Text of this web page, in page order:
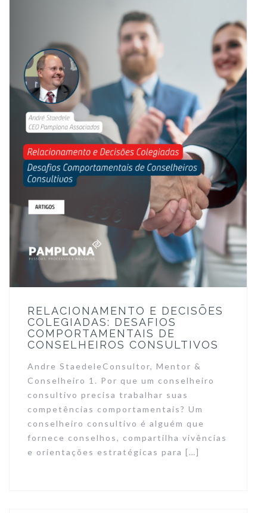
RELACIONAMENTO E DECISÕES
COLEGIADAS: DESAFIOS
COMPORTAMENTAIS DE
CONSELHEIROS CONSULTIVOS
Andre StaedeleConsultor, Mentor &
Conselheiro 1. Por que um conselheiro
consultivo precisa trabalhar suas
competências comportamentais? Um
conselheiro consultivo é alguém que
fornece conselhos, compartilha vivências
e orientações estratégicas para […]